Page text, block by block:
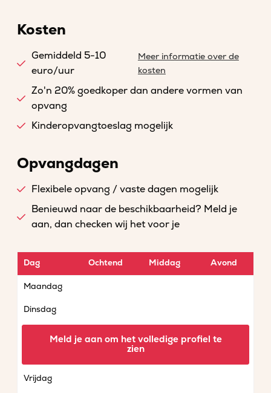
Kosten
Gemiddeld 5-10
euro/uur
Meer informatie over de
kosten
Zo'n 20% goedkoper dan andere vormen van
opvang
Kinderopvangtoeslag mogelijk
Opvangdagen
Flexibele opvang / vaste dagen mogelijk
Benieuwd naar de beschikbaarheid? Meld je
aan, dan checken wij het voor je
Dag Ochtend Middag Avond
Maandag
Dinsdag
Vrijdag
Meld je aan om het volledige profiel te
zien